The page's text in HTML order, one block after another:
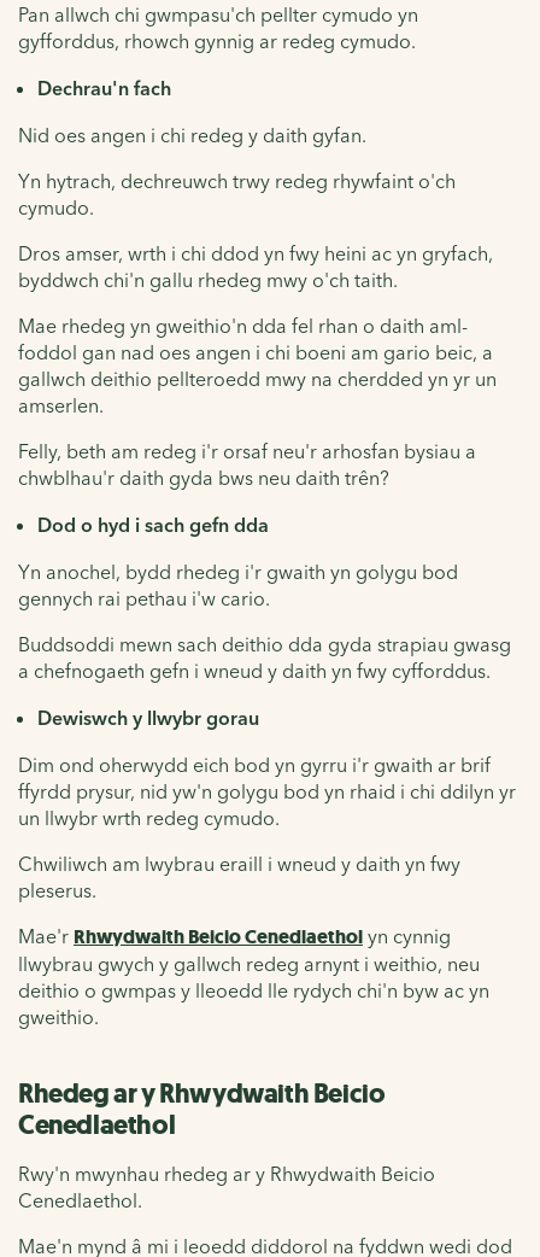
Pan allwch chi gwmpasu'ch pellter cymudo yn
gyfforddus, rhowch gynnig ar redeg cymudo.
Dechrau'n fach
Nid oes angen i chi redeg y daith gyfan.
Yn hytrach, dechreuwch trwy redeg rhywfaint o'ch
cymudo.
Dros amser, wrth i chi ddod yn fwy heini ac yn gryfach,
byddwch chi'n gallu rhedeg mwy o'ch taith.
Mae rhedeg yn gweithio'n dda fel rhan o daith aml-
foddol gan nad oes angen i chi boeni am gario beic, a
gallwch deithio pellteroedd mwy na cherdded yn yr un
amserlen.
Felly, beth am redeg i'r orsaf neu'r arhosfan bysiau a
chwblhau'r daith gyda bws neu daith trên?
Dod o hyd i sach gefn dda
Yn anochel, bydd rhedeg i'r gwaith yn golygu bod
gennych rai pethau i'w cario.
Buddsoddi mewn sach deithio dda gyda strapiau gwasg
a chefnogaeth gefn i wneud y daith yn fwy cyfforddus.
Dewiswch y llwybr gorau
Dim ond oherwydd eich bod yn gyrru i'r gwaith ar brif
ffyrdd prysur, nid yw'n golygu bod yn rhaid i chi ddilyn yr
un llwybr wrth redeg cymudo.
Chwiliwch am lwybrau eraill i wneud y daith yn fwy
pleserus.
Mae'r Rhwydwaith Beicio Cenedlaethol yn cynnig
llwybrau gwych y gallwch redeg arnynt i weithio, neu
deithio o gwmpas y lleoedd lle rydych chi'n byw ac yn
gweithio.
Rhedeg ar y Rhwydwaith Beicio
Cenedlaethol
Rwy'n mwynhau rhedeg ar y Rhwydwaith Beicio
Cenedlaethol.
Mae'n mynd â mi i leoedd diddorol na fyddwn wedi dod